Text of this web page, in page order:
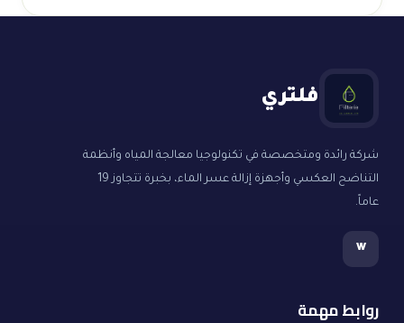
فلتري
شركة رائدة ومتخصصة في تكنولوجيا معالجة المياه وأنظمة
التناضح العكسي وأجهزة إزالة عسر الماء، بخبرة تتجاوز 19
عاماً.
w
روابط مهمة